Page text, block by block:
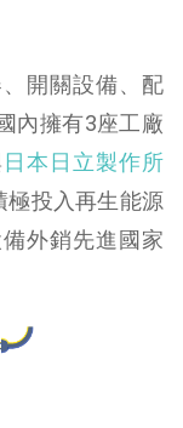
開關設備、配
內擁有3座工廠
日本日立製作所
極投入再生能源
外銷先進國家